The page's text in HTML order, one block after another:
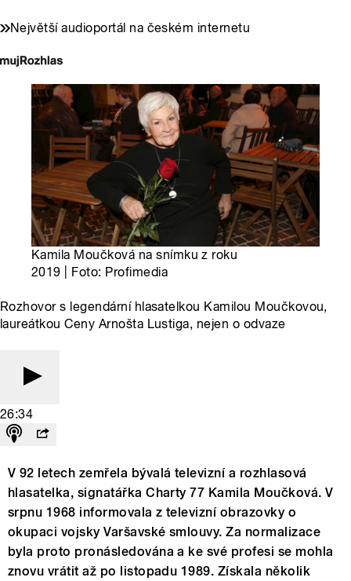
Největší audioportál na českém internetu
Kamila Moučková na snímku z roku
2019 | Foto: Profimedia
Rozhovor s legendární hlasatelkou Kamilou Moučkovou,
laureátkou Ceny Arnošta Lustiga, nejen o odvaze
26:34
V 92 letech zemřela bývalá televizní a rozhlasová
hlasatelka, signatářka Charty 77 Kamila Moučková. V
srpnu 1968 informovala z televizní obrazovky o
okupaci vojsky Varšavské smlouvy. Za normalizace
byla proto pronásledována a ke své profesi se mohla
znovu vrátit až po listopadu 1989. Získala několik